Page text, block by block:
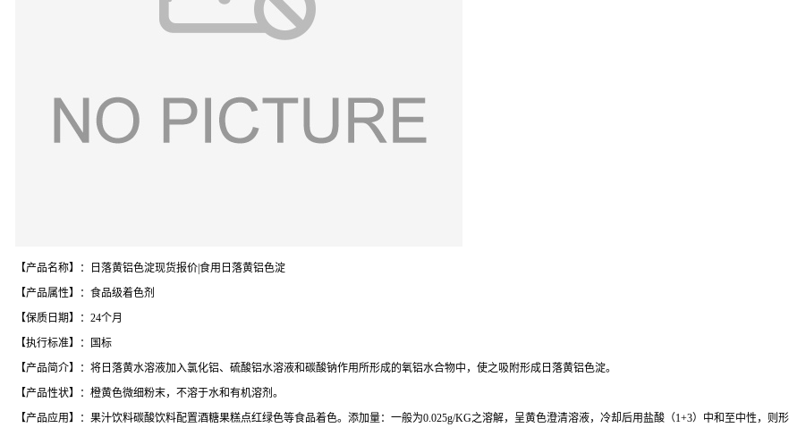
【产品名称】：日落黄铝色淀现货报价|食用日落黄铝色淀
【产品属性】：食品级着色剂
【保质日期】：24个月
【执行标准】：国标
【产品简介】：将日落黄水溶液加入氯化铝、硫酸铝水溶液和碳酸钠作用所形成的氧铝水合物中，使之吸附形成日落黄铝色淀。
【产品性状】：橙黄色微细粉末，不溶于水和有机溶剂。
【产品应用】：果汁饮料碳酸饮料配置酒糖果糕点红绿色等食品着色。添加量：一般为0.025g/KG之溶解，呈黄色澄清溶液，冷却后用盐酸（1+3）中和至中性，则形